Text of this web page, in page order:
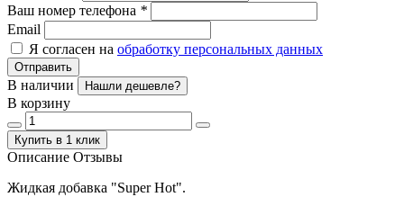
Ваш номер телефона *
Email
Я согласен на обработку персональных данных
Отправить
В наличии Нашли дешевле?
В корзину
Купить в 1 клик
Описание Отзывы
Жидкая добавка "Super Hot".